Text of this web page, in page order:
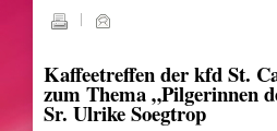
Kaffeetreffen der kfd St.
zum Thema „Pilgerinnen
Sr. Ulrike Soegtrop